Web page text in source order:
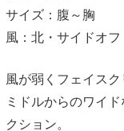
サイズ：腹～胸
風：北・サイドオフ
風が弱くフェイスク
ミドルからのワイ
クション。